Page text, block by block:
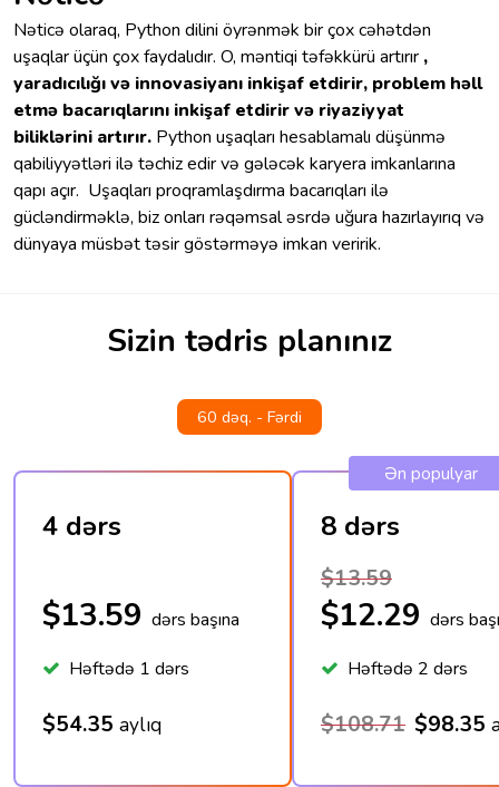
Nəticə olaraq, Python dilini öyrənmək bir çox cəhətdən
uşaqlar üçün çox faydalıdır. O, məntiqi təfəkkürü artırır ,
yaradıcılığı və innovasiyanı inkişaf etdirir, problem həll
etmə bacarıqlarını inkişaf etdirir və riyaziyyat
biliklərini artırır. Python uşaqları hesablamalı düşünmə
qabiliyyətləri ilə təchiz edir və gələcək karyera imkanlarına
qapı açır. Uşaqları proqramlaşdırma bacarıqları ilə
gücləndirməklə, biz onları rəqəmsal əsrdə uğura hazırlayırıq və
dünyaya müsbət təsir göstərməyə imkan veririk.
Sizin tədris planınız
60 dəq. - Fərdi
4 dərs
$13.59 dərs başına
Həftədə 1 dərs
$54.35 aylıq
Ən populyar
8 dərs
$13.59
$12.29 dərs
Həftədə 2 dərs
$108.71 $98.35